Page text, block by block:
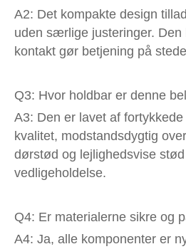
A2: Det kompakte design
uden særlige justeringer. Den
kontakt gør betjening på
Q3: Hvor holdbar er denne
A3: Den er lavet af
kvalitet, modstandsdygtig
dørstød og lejlighedsvise
vedligeholdelse.
Q4: Er materialerne sikre og
A4: Ja, alle komponenter er